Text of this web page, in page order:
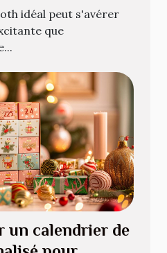
idéal peut s'avérer
que
un calendrier de